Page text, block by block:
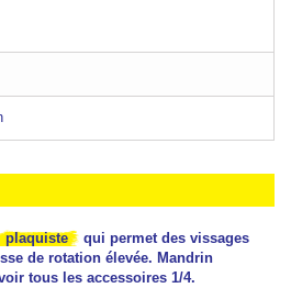
plaquiste
qui permet des vissages
de rotation élevée. Mandrin
tous les accessoires 1/4.